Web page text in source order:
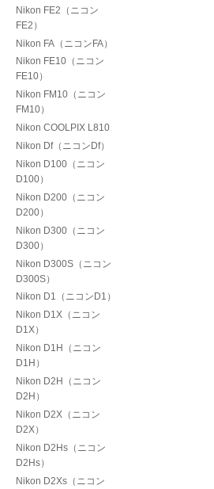
Nikon FE2（ニコン
FE2）
Nikon FA（ニコンFA）
Nikon FE10（ニコン
FE10）
Nikon FM10（ニコン
FM10）
Nikon COOLPIX L810
Nikon Df（ニコンDf）
Nikon D100（ニコン
D100）
Nikon D200（ニコン
D200）
Nikon D300（ニコン
D300）
Nikon D300S（ニコン
D300S）
Nikon D1（ニコンD1）
Nikon D1X（ニコン
D1X）
Nikon D1H（ニコン
D1H）
Nikon D2H（ニコン
D2H）
Nikon D2X（ニコン
D2X）
Nikon D2Hs（ニコン
D2Hs）
Nikon D2Xs（ニコン